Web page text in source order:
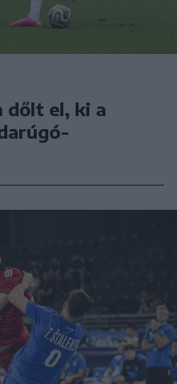
dőlt el, ki a